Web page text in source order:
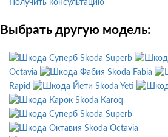
Получить консультацию
Выбрать другую модель:
Skoda Superb
Octavia
Skoda Fabia
Rapid
Skoda Yeti
Skoda Karoq
Skoda Superb
Skoda Octavia